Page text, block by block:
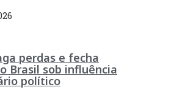
perdas e fecha
Brasil sob influência
político